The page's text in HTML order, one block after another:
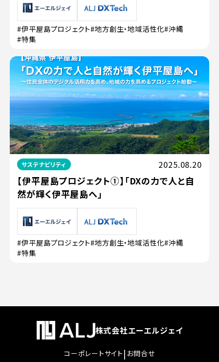
#伊平屋島プロジェクト#地方創生・地域活性化#沖縄
#特集
サステナビリティ 2025.08.20
【伊平屋島プロジェクト①】「DXの力で人と自
然が輝く伊平屋島へ」
#伊平屋島プロジェクト#地方創生・地域活性化#沖縄
#特集
株式会社エーエルジェイ
コーポレートサイト | お問合せ